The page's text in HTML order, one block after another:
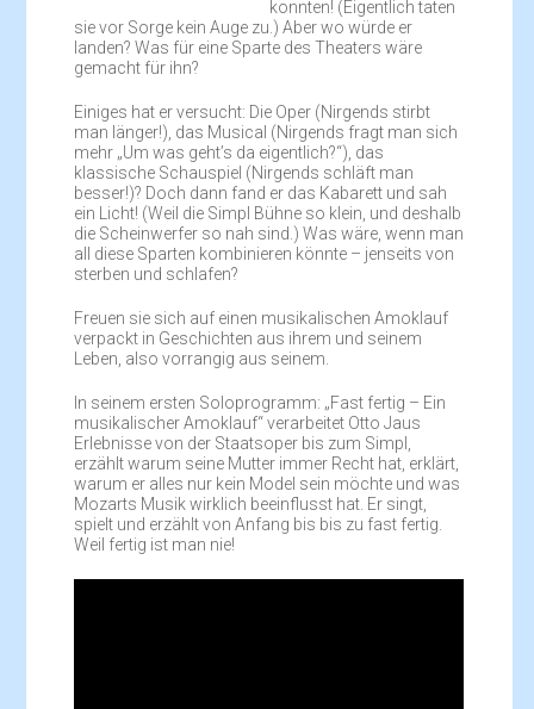
konnten! (Eigentlich taten
sie vor Sorge kein Auge zu.) Aber wo würde er
landen? Was für eine Sparte des Theaters wäre
gemacht für ihn?
Einiges hat er versucht: Die Oper (Nirgends stirbt
man länger!), das Musical (Nirgends fragt man sich
mehr „Um was geht’s da eigentlich?“), das
klassische Schauspiel (Nirgends schläft man
besser!)? Doch dann fand er das Kabarett und sah
ein Licht! (Weil die Simpl Bühne so klein, und deshalb
die Scheinwerfer so nah sind.) Was wäre, wenn man
all diese Sparten kombinieren könnte – jenseits von
sterben und schlafen?
Freuen sie sich auf einen musikalischen Amoklauf
verpackt in Geschichten aus ihrem und seinem
Leben, also vorrangig aus seinem.
In seinem ersten Soloprogramm: „Fast fertig – Ein
musikalischer Amoklauf“ verarbeitet Otto Jaus
Erlebnisse von der Staatsoper bis zum Simpl,
erzählt warum seine Mutter immer Recht hat, erklärt,
warum er alles nur kein Model sein möchte und was
Mozarts Musik wirklich beeinflusst hat. Er singt,
spielt und erzählt von Anfang bis bis zu fast fertig.
Weil fertig ist man nie!